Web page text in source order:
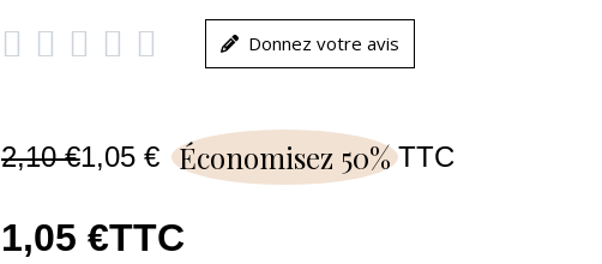
     Donnez votre avis
2,10 €1,05 € Économisez 50% TTC
1,05 €TTC